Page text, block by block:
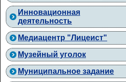
Инновационная
деятельность
Медиацентр "Лицеист"
Музейный уголок
Муниципальное задание